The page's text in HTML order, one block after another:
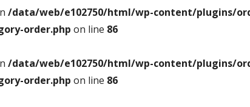
/data/web/e102750/html/wp-content/plugins/
order.php on line 86
/data/web/e102750/html/wp-content/plugins/
order.php on line 86